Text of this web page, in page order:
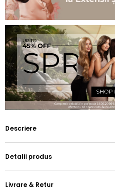
Descriere
Detalii produs
Livrare & Retur